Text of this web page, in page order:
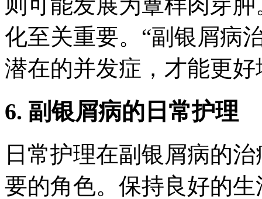
则可能发展为蕈样肉芽
化至关重要。“副银屑病
潜在的并发症，才能更
6. 副银屑病的日常护理
日常护理在副银屑病的
要的角色。保持良好的